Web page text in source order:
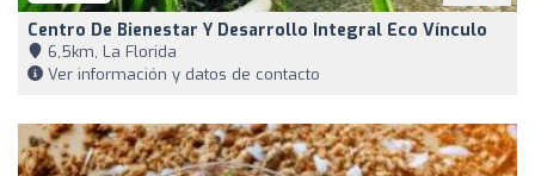
Centro De Bienestar Y Desarrollo Integral Eco Vínculo
6,5km, La Florida
Ver información y datos de contacto